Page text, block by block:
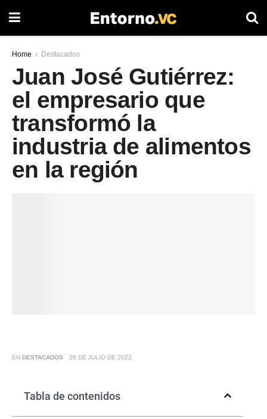
Home Destacados
Juan José Gutiérrez:
el empresario que
transformó la
industria de alimentos
en la región
EN DESTACADOS 26 DE JULIO DE 2022
Tabla de contenidos